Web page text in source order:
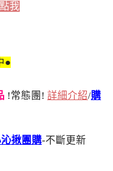
我
●
!常態團! 詳細介紹/購
揪團購-不斷更新